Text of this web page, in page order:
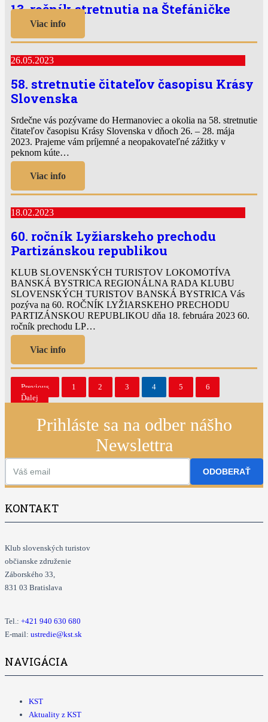
13. ročník stretnutia na Štefáničke
Viac info
26.05.2023
58. stretnutie čitateľov časopisu Krásy
Slovenska
Srdečne vás pozývame do Hermanoviec a okolia na 58. stretnutie
čitateľov časopisu Krásy Slovenska v dňoch 26. – 28. mája
2023. Prajeme vám príjemné a neopakovateľné zážitky v
peknom kúte…
Viac info
18.02.2023
60. ročník Lyžiarskeho prechodu
Partizánskou republikou
KLUB SLOVENSKÝCH TURISTOV LOKOMOTÍVA
BANSKÁ BYSTRICA REGIONÁLNA RADA KLUBU
SLOVENSKÝCH TURISTOV BANSKÁ BYSTRICA Vás
pozýva na 60. ROČNÍK LYŽIARSKEHO PRECHODU
PARTIZÁNSKOU REPUBLIKOU dňa 18. februára 2023 60.
ročník prechodu LP…
Viac info
Previous 1 2 3 4 5
6
Ďalej
Prihláste sa na odber nášho
Newslettra
ODOBERAŤ
KONTAKT
Klub slovenských turistov
občianske združenie
Záborského 33,
831 03 Bratislava
Tel.: +421 940 630 680
E-mail: ustredie@kst.sk
NAVIGÁCIA
KST
Aktuality z KST